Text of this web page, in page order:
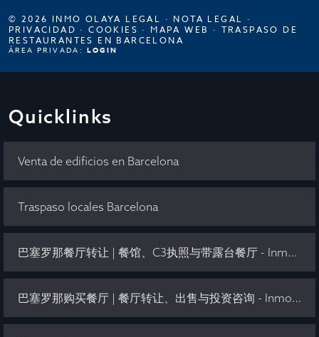
© 2026 INMO OLAYA LEGAL · NOTA LEGAL ·
PRIVACIDAD ·COOKIES · MAPA WEB · TRASPASO DE
RESTAURANTES EN BARCELONA
ÁREA PRIVADA: LOGIN
Quicklinks
Venta de edificios en Barcelona
Traspaso locales Barcelona
巴塞罗那餐厅转让 | 餐馆、C3执照与带露台餐厅 - Inmo Olaya
巴塞罗那购买餐厅 | 餐厅转让、出售与投资咨询 - Inmo Olaya